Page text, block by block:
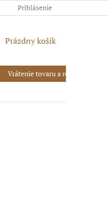
Prihlásenie
NÁKUPNÝ
Prázdny košík
Vrátenie tovaru a reklamácia